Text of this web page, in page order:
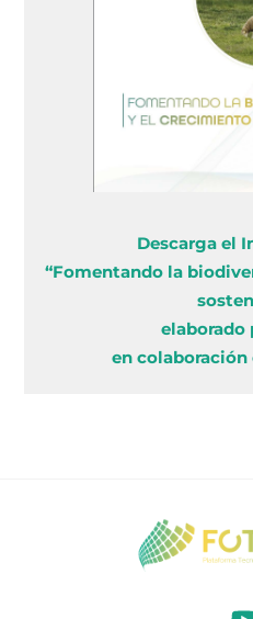
Descarga el
“Fomentando la
elaborado
en colaboración